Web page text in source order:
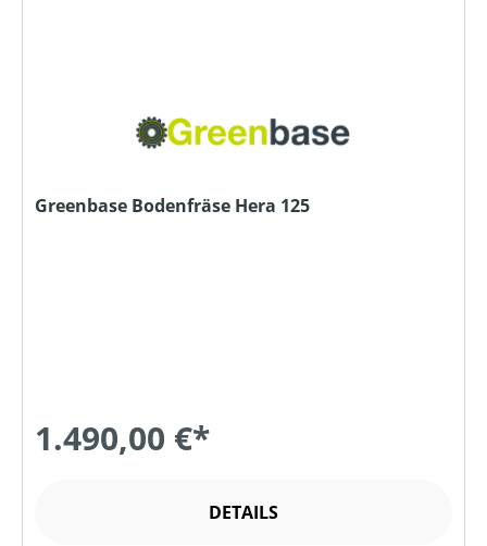
Greenbase Bodenfräse Hera 125
1.490,00 €*
DETAILS